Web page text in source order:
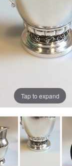
Tap to expand